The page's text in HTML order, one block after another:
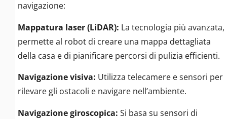
navigazione:
Mappatura laser (LiDAR): La tecnologia più avanzata,
permette al robot di creare una mappa dettagliata
della casa e di pianificare percorsi di pulizia efficienti.
Navigazione visiva: Utilizza telecamere e sensori per
rilevare gli ostacoli e navigare nell’ambiente.
Navigazione giroscopica: Si basa su sensori di